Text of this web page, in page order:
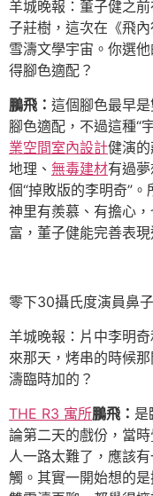
羊城晚報：董子健之
子莊樹，這次在《飛
雪濤文學宇宙。你選
得腳色適配？
鵬飛： 這個腳色最早
腳色適配，不過這種“
業空間室內設計健演
地理、 無毒建材有過
個“掉敗版的李明奇”
神里有羨慕、有擔心
富，董子健能完善表現
零下30攝氏度演員鼻
羊城晚報：片中李明
來那天，烤串的時候
濤臨時加的？
THE R3 寓所鵬飛： 是
論第二天的戲份，當
人一路太難了，應該
觸。其實一開始想的